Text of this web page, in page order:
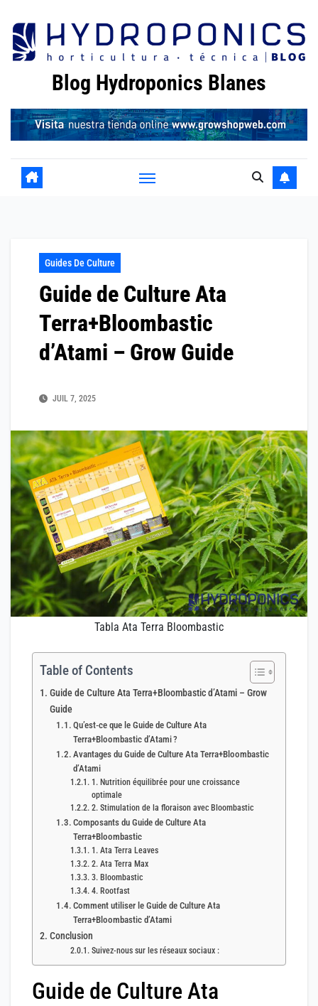
content
Blog Hydroponics Blanes
Guides De Culture
Guide de Culture Ata
Terra+Bloombastic
d’Atami – Grow Guide
JUIL 7, 2025
Tabla Ata Terra Bloombastic
Table of Contents
Guide de Culture Ata Terra+Bloombastic d’Atami – Grow
Guide
Qu’est‑ce que le Guide de Culture Ata
Terra+Bloombastic d’Atami ?
Avantages du Guide de Culture Ata Terra+Bloombastic
d’Atami
1. Nutrition équilibrée pour une croissance
optimale
2. Stimulation de la floraison avec Bloombastic
Composants du Guide de Culture Ata
Terra+Bloombastic
1. Ata Terra Leaves
2. Ata Terra Max
3. Bloombastic
4. Rootfast
Comment utiliser le Guide de Culture Ata
Terra+Bloombastic d’Atami
Conclusion
Suivez-nous sur les réseaux sociaux :
Guide de Culture Ata